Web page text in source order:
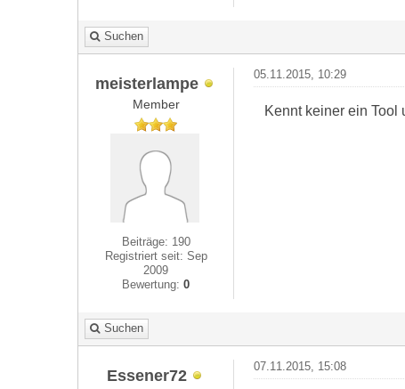
Suchen
meisterlampe
Member
Beiträge: 190
Registriert seit: Sep
2009
Bewertung:0
05.11.2015, 10:29
Kennt keiner ein Tool
Suchen
Essener72 07.11.2015, 15:08